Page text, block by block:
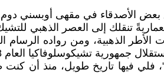
الأصدقاء في مقهى أوبسني دوم
الأطر الذهبية، ومن رواده
جمهورية تشيكوسلوفاكيا العام 1918.
فلي فيها تاريخ طويل، منذ أن